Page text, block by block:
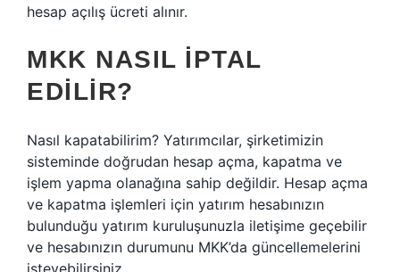
hesap açılış ücreti alınır.
MKK NASIL IPTAL
EDILIR?
Nasıl kapatabilirim? Yatırımcılar, şirketimizin
sisteminde doğrudan hesap açma, kapatma ve
işlem yapma olanağına sahip değildir. Hesap açma
ve kapatma işlemleri için yatırım hesabınızın
bulunduğu yatırım kuruluşunuzla iletişime geçebilir
ve hesabınızın durumunu MKK’da güncellemelerini
isteyebilirsiniz.